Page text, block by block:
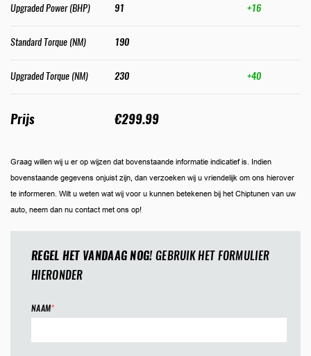
Upgraded Power (BHP) 91 +16
Standard Torque (NM) 190
Upgraded Torque (NM) 230 +40
Prijs €299.99
Graag willen wij u er op wijzen dat bovenstaande informatie indicatief is. Indien
bovenstaande gegevens onjuist zijn, dan verzoeken wij u vriendelijk om ons hierover
te informeren. Wilt u weten wat wij voor u kunnen betekenen bij het Chiptunen van uw
auto, neem dan nu contact met ons op!
REGEL HET VANDAAG NOG!GEBRUIK HET FORMULIER
HIERONDER
NAAM*